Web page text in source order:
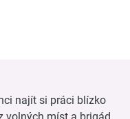
najít si práci blízko
volných míst a brigád